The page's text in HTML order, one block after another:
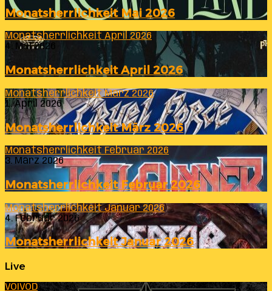
Monatsherrlichkeit Mai 2026
Monatsherrlichkeit April 2026
4. Mai 2026
Monatsherrlichkeit April 2026
Monatsherrlichkeit März 2026
1. April 2026
Monatsherrlichkeit März 2026
Monatsherrlichkeit Februar 2026
3. März 2026
Monatsherrlichkeit Februar 2026
Monatsherrlichkeit Januar 2026
4. Februar 2026
Monatsherrlichkeit Januar 2026
Live
VOIVOD